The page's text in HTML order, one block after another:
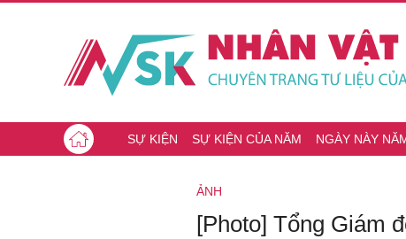
SỰ KIỆN SỰ KIỆN CỦA NĂM NGÀY NÀY
ẢNH
[Photo] Tổng Giám